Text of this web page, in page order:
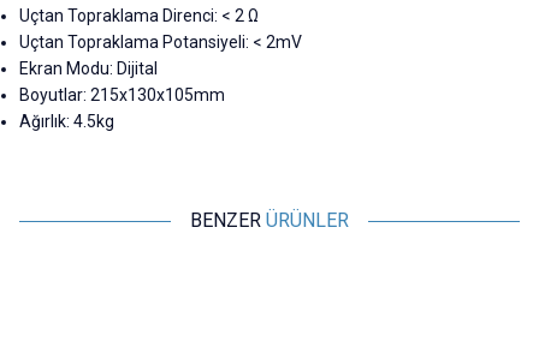
Uçtan Topraklama Direnci: < 2 Ω
Uçtan Topraklama Potansiyeli: < 2mV
Ekran Modu: Dijital
Boyutlar: 215x130x105mm
Ağırlık: 4.5kg
BENZER ÜRÜNLER